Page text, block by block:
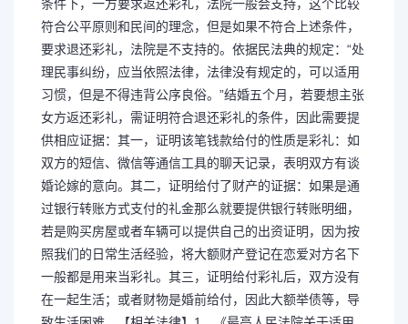
条件下，一方要求返还彩礼，法院一般会支持，这个比较
符合公平原则和民间的理念，但是如果不符合上述条件，
要求退还彩礼，法院是不支持的。依据民法典的规定：“处
理民事纠纷，应当依照法律，法律没有规定的，可以适用
习惯，但是不得违背公序良俗。”结婚五个月，若要想主张
女方返还彩礼，需证明符合退还彩礼的条件，因此需要提
供相应证据：其一，证明该笔钱款给付的性质是彩礼：如
双方的短信、微信等通信工具的聊天记录，表明双方有谈
婚论嫁的意向。其二，证明给付了财产的证据：如果是通
过银行转账方式支付的礼金那么就要提供银行转账明细，
若是购买房屋或者车辆可以提供自己的出资证明，因为按
照我们的日常生活经验，将大额财产登记在恋爱对方名下
一般都是用来当彩礼。其三，证明给付彩礼后，双方没有
在一起生活；或者财物是婚前给付，因此大额举债等，导